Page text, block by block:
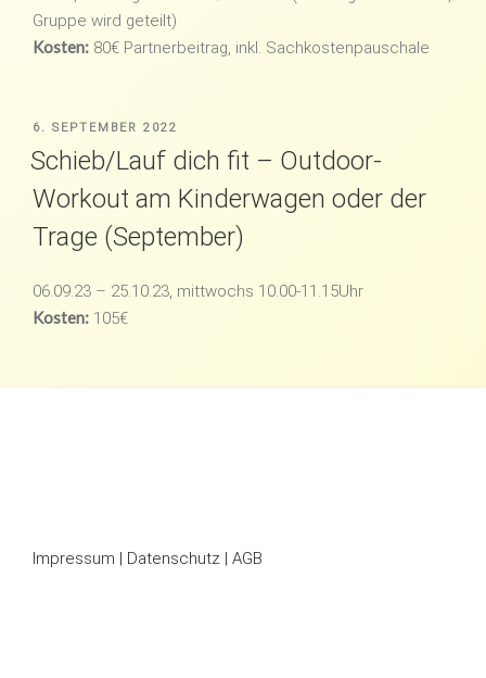
Gruppe wird geteilt)
Kosten: 80€ Partnerbeitrag, inkl. Sachkostenpauschale
VERÖFFENTLICHT
6. SEPTEMBER 2022
Schieb/Lauf dich fit – Outdoor-
Workout am Kinderwagen oder der
Trage (September)
06.09.23 – 25.10.23, mittwochs 10.00-11.15Uhr
Kosten: 105€
Impressum | Datenschutz | AGB